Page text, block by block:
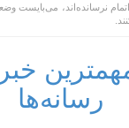
نرسانده‌اند، می‌بایست
رسانه‌ها